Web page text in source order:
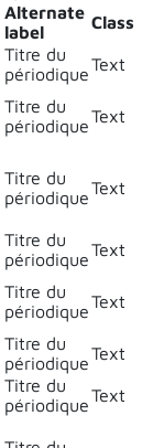
Alternate
label
Class
Titre du
périodiqueText
Titre du
périodiqueText
Titre du
périodiqueText
Titre du
périodiqueText
Titre du
périodiqueText
Titre du
périodiqueText
Titre du
périodiqueText